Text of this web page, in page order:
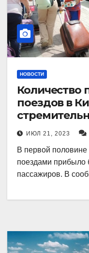
НОВОСТИ
поездов в
ИЮЛ 21, 2023
В первой половине
поездами прибыло
пассажиров. В